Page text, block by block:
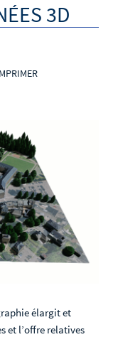
3D
élargit et
et l’offre relatives